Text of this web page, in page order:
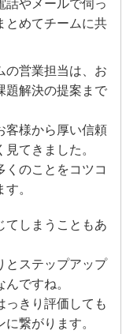
話やメールで伺っ
とめてチームに共
の営業担当は、お
題解決の提案まで
客様から厚い信頼
てきました。
くのことをコツコ
。
てしまうこともあ
とステップアップ
ですね。
っきり評価しても
繋がります。